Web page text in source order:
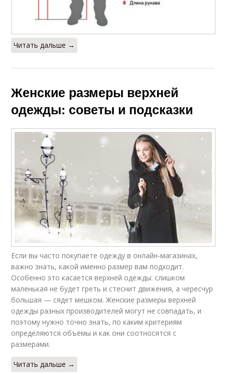
Читать дальше →
Женские размеры верхней
одежды: советы и подсказки
Если вы часто покупаете одежду в онлайн-магазинах,
важно знать, какой именно размер вам подходит.
Особенно это касается верхней одежды: слишком
маленькая не будет греть и стеснит движения, а чересчур
большая — сядет мешком. Женские размеры верхней
одежды разных производителей могут не совпадать, и
поэтому нужно точно знать, по каким критериям
определяются объёмы и как они соотносятся с
размерами.
Читать дальше →